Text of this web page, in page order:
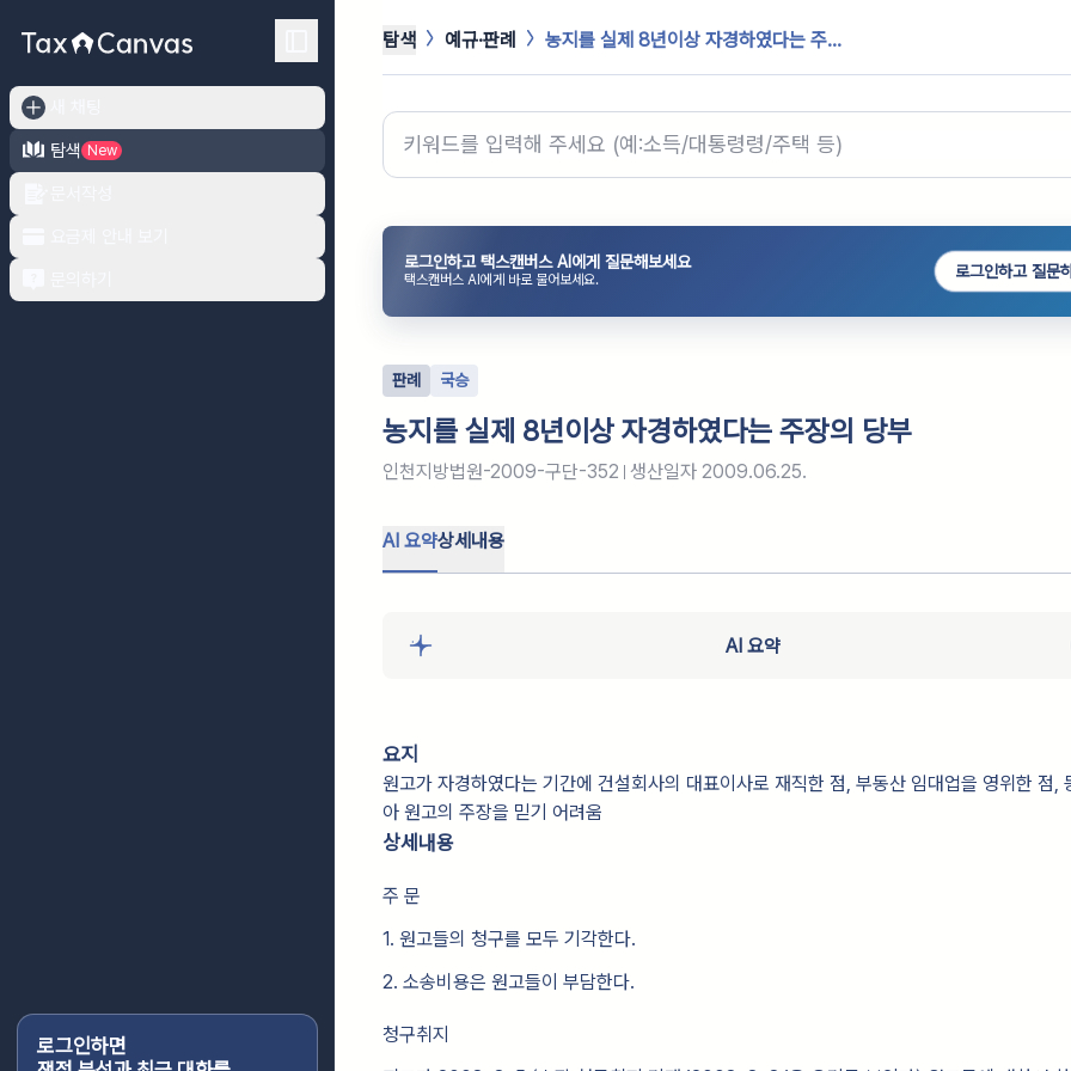
탐색
New
로그인하면
탐색 예규·판례 농지를 실제 8년이상 자경하였다는 주...
로그인하고 택스캔버스 AI에게 질문해보세요
택스캔버스 AI에게 바로 물어보세요. 로그인하고 질문
판례 국승
농지를 실제 8년이상 자경하였다는 주장의 당부
인천지방법원-2009-구단-352 생산일자 2009.06.25.
AI 요약상세내용
AI 요약
요지
원고가 자경하였다는 기간에 건설회사의 대표이사로 재직한 점, 부동산 임대업을 영위한 점,
아 원고의 주장을 믿기 어려움
상세내용
주 문
1. 원고들의 청구를 모두 기각한다.
2. 소송비용은 원고들이 부담한다.
청구취지